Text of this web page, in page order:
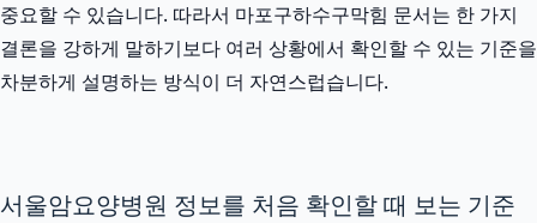
중요할 수 있습니다. 따라서 마포구하수구막힘 문서는 한 가지
결론을 강하게 말하기보다 여러 상황에서 확인할 수 있는 기준을
차분하게 설명하는 방식이 더 자연스럽습니다.
서울암요양병원 정보를 처음 확인할 때 보는 기준